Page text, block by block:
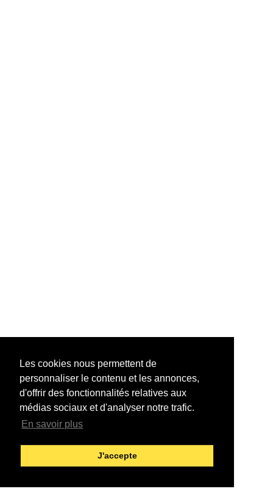
Les cookies nous permettent de
personnaliser le contenu et les annonces,
d'offrir des fonctionnalités relatives aux
médias sociaux et d'analyser notre trafic.
En savoir plus
J'accepte